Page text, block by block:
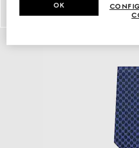
OK